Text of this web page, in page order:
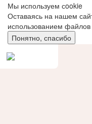
Мы используем сookie
Оставаясь на нашем
использованием
Понятно, спасибо